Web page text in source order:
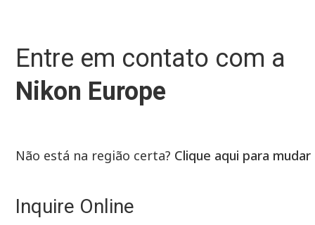
Entre em contato com a
Nikon Europe
Não está na região certa? Clique aqui para mudar
Inquire Online